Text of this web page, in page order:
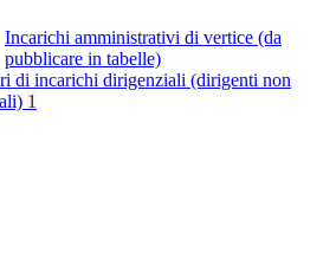
Incarichi amministrativi di vertice (da
pubblicare in tabelle)
di incarichi dirigenziali (dirigenti non
1